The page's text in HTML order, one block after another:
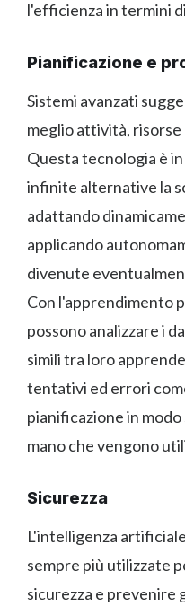
l'efficienza in termini
Pianificazione e
Sistemi avanzati
meglio attività, risorse
Questa tecnologia è
infinite alternative la
adattando
applicando
divenute
Con l'apprendimento
possono analizzare i
simili tra loro
tentativi ed errori
pianificazione in
mano che vengono
Sicurezza
L'intelligenza
sempre più utilizzate
sicurezza e prevenire